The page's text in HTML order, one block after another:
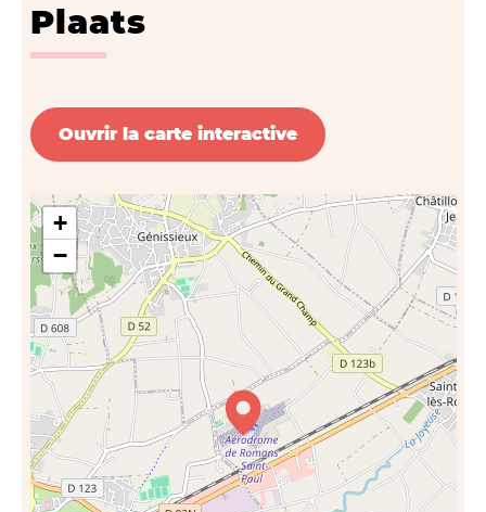
Plaats
Ouvrir la carte interactive
+
−